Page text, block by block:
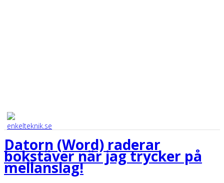
Datorn (Word) raderar
bokstäver när jag trycker på
mellanslag!